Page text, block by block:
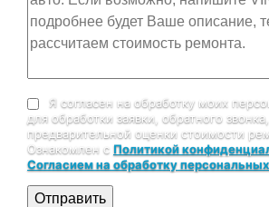
Я согласен на обработку моих
для обработки заявки, обратного
предварительной оценки стоимости
Ознакомлен с Политикой
Согласием на обработку
Отправить